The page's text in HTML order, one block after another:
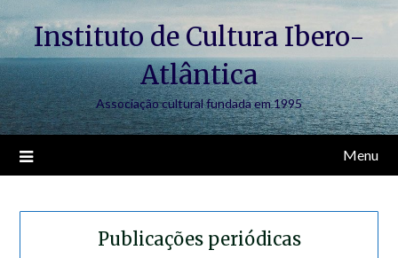
to
content
Instituto de Cultura Ibero-
Atlântica
Associação cultural fundada em 1995
Menu
Publicações periódicas